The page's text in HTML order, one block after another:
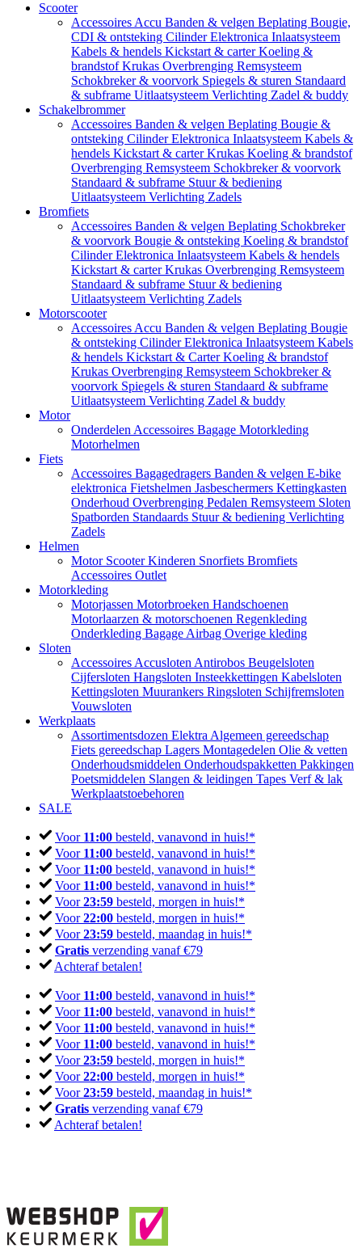
Scooter
Accessoires Accu Banden & velgen Beplating Bougie,
CDI & ontsteking CilinderElektronica Inlaatsysteem
Kabels & hendels Kickstart & carterKoeling &
brandstofKrukas Overbrenging Remsysteem
Schokbreker & voorvork Spiegels & sturen Standaard
& subframe Uitlaatsysteem Verlichting Zadel & buddy
Schakelbrommer
Accessoires Banden & velgen Beplating Bougie &
ontsteking CilinderElektronica Inlaatsysteem Kabels &
hendels Kickstart & carterKrukas Koeling & brandstof
Overbrenging Remsysteem Schokbreker & voorvork
Standaard & subframe Stuur & bediening
Uitlaatsysteem Verlichting Zadels
Bromfiets
Accessoires Banden & velgen Beplating Schokbreker
& voorvork Bougie & ontsteking Koeling & brandstof
CilinderElektronica Inlaatsysteem Kabels & hendels
Kickstart & carterKrukas Overbrenging Remsysteem
Standaard & subframe Stuur & bediening
Uitlaatsysteem Verlichting Zadels
Motorscooter
Accessoires Accu Banden & velgen Beplating Bougie
& ontsteking CilinderElektronica Inlaatsysteem Kabels
& hendels Kickstart & CarterKoeling & brandstof
Krukas Overbrenging Remsysteem Schokbreker &
voorvork Spiegels & sturen Standaard & subframe
Uitlaatsysteem Verlichting Zadel & buddy
Motor
Onderdelen Accessoires Bagage Motorkleding
Motorhelmen
Fiets
Accessoires Bagagedragers Banden & velgen E-bike
elektronica Fietshelmen Jasbeschermers Kettingkasten
Onderhoud Overbrenging Pedalen Remsysteem Sloten
Spatborden Standaards Stuur & bediening Verlichting
Zadels
Helmen
Motor ScooterKinderen Snorfiets Bromfiets
Accessoires Outlet
Motorkleding
Motorjassen Motorbroeken Handschoenen
Motorlaarzen & motorschoenen Regenkleding
Onderkleding Bagage Airbag Overige kleding
Sloten
Accessoires Accusloten Antirobos Beugelsloten
Cijfersloten Hangsloten Insteekkettingen Kabelsloten
Kettingsloten Muurankers Ringsloten Schijfremsloten
Vouwsloten
Werkplaats
Assortimentsdozen Elektra Algemeen gereedschap
Fiets gereedschap Lagers Montagedelen Olie & vetten
Onderhoudsmiddelen Onderhoudspakketten Pakkingen
Poetsmiddelen Slangen & leidingen Tapes Verf & lak
Werkplaatstoebehoren
SALE
Voor 11:00 besteld, vanavond in huis!*
Voor 11:00 besteld, vanavond in huis!*
Voor 11:00 besteld, vanavond in huis!*
Voor 11:00 besteld, vanavond in huis!*
Voor23:59 besteld, morgen in huis!*
Voor22:00 besteld, morgen in huis!*
Voor23:59 besteld, maandag in huis!*
Gratis verzending vanaf €79
Achteraf betalen!
Voor 11:00 besteld, vanavond in huis!*
Voor 11:00 besteld, vanavond in huis!*
Voor 11:00 besteld, vanavond in huis!*
Voor 11:00 besteld, vanavond in huis!*
Voor23:59 besteld, morgen in huis!*
Voor22:00 besteld, morgen in huis!*
Voor23:59 besteld, maandag in huis!*
Gratis verzending vanaf €79
Achteraf betalen!